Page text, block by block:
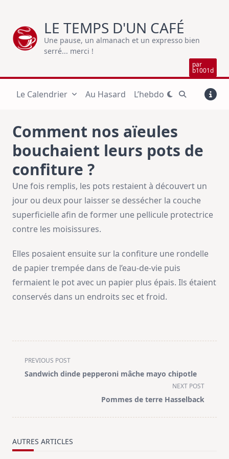
content
LE TEMPS D'UN CAFÉ
Une pause, un almanach et un expresso bien
serré... merci !
par
b1001d
Le Calendrier Au Hasard L’hebdo
Comment nos aïeules
bouchaient leurs pots de
confiture ?
Une fois remplis, les pots restaient à découvert un
jour ou deux pour laisser se dessécher la couche
superficielle afin de former une pellicule protectrice
contre les moisissures.
Elles posaient ensuite sur la confiture une rondelle
de papier trempée dans de l’eau-de-vie puis
fermaient le pot avec un papier plus épais. Ils étaient
conservés dans un endroits sec et froid.
<span
class="nav-
text">Page</span>
PREVIOUS POST
Sandwich dinde pepperoni mâche mayo chipotle
NEXT POST
Pommes de terre Hasselback
AUTRES ARTICLES